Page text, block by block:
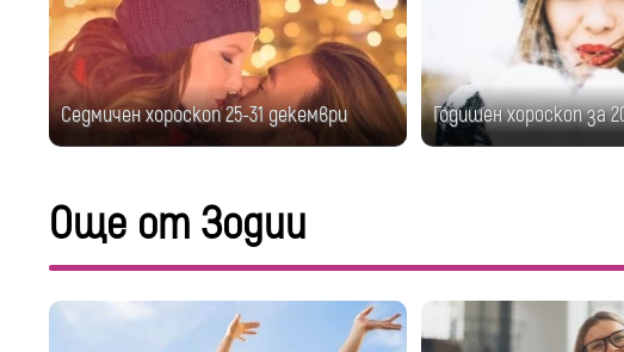
Седмичен хороскоп 25-31 декември Годишен хороскоп за
Още от Зодии